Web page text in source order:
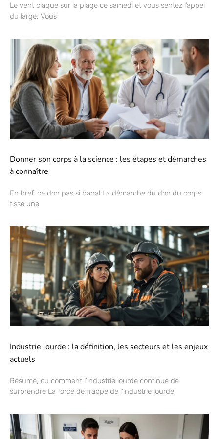
Le vent claque sur la plage ce samedi et vous sentez l’appel
du large. Vous
Donner son corps à la science : les étapes et démarches
à connaître
En bref, ce don pas si banal La démarche du don du corps
tisse une
Industrie lourde : la définition, les secteurs et les enjeux
actuels
Résumé, ou comment l’industrie lourde continue de
surprendre La force de frappe de l’industrie lourde,